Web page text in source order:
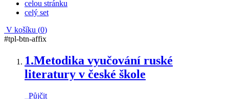
celou stránku
celý set
V košíku (0)
#tpl-btn-affix
1.Metodika vyučování ruské
literatury v české škole
Půjčit